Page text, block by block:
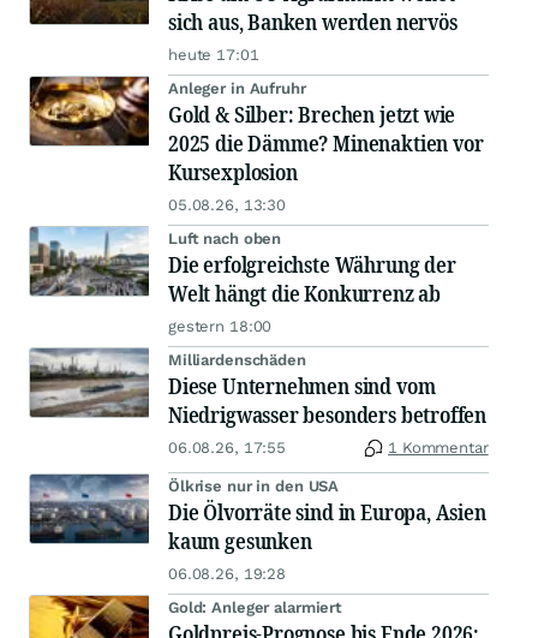
sich aus, Banken werden nervös
heute 17:01
Anleger in Aufruhr
Gold & Silber: Brechen jetzt wie
2025 die Dämme? Minenaktien vor
Kursexplosion
05.08.26, 13:30
Luft nach oben
Die erfolgreichste Währung der
Welt hängt die Konkurrenz ab
gestern 18:00
Milliardenschäden
Diese Unternehmen sind vom
Niedrigwasser besonders betroffen
06.08.26, 17:55 1 Kommentar
Ölkrise nur in den USA
Die Ölvorräte sind in Europa, Asien
kaum gesunken
06.08.26, 19:28
Gold: Anleger alarmiert